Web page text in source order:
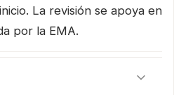
La revisión se apoya en
por la EMA.